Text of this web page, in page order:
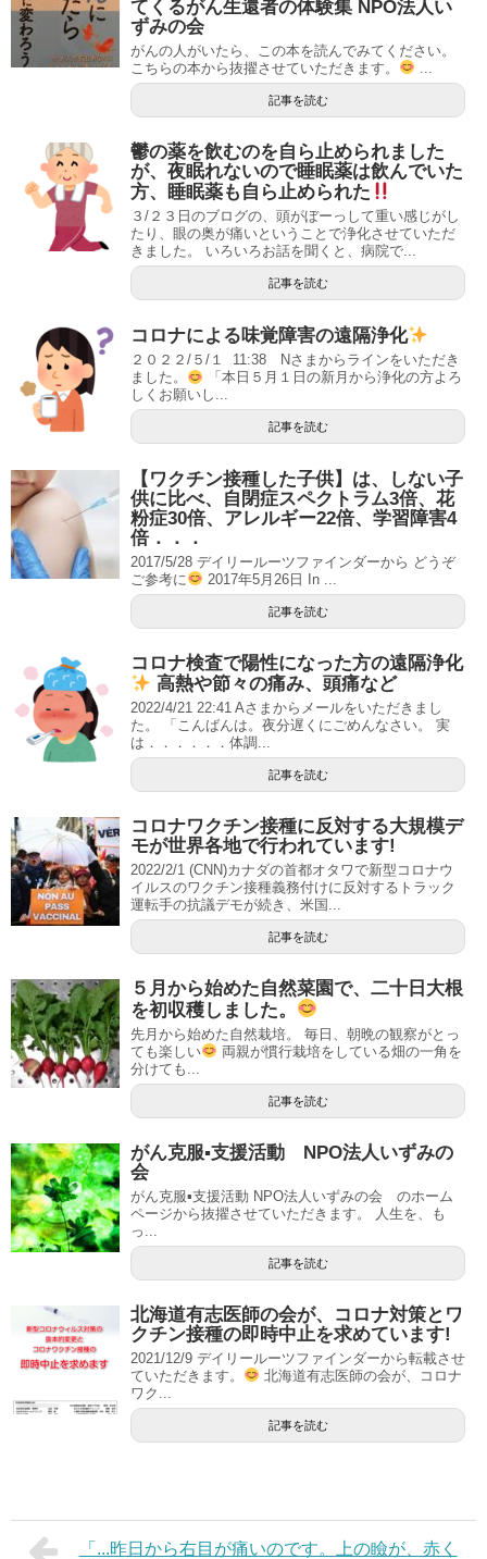
てくるがん生還者の体験集 NPO法人い
ずみの会
がんの人がいたら、この本を読んでみてください。
こちらの本から抜擢させていただきます。
記事を読む
鬱の薬を飲むのを自ら止められました
が、夜眠れないので睡眠薬は飲んでいた
方、睡眠薬も自ら止められた
３/２３日のブログの、頭がぼーっして重い感じがし
たり、眼の奥が痛いということで浄化させていただ
きました。 いろいろお話を聞くと、病院で...
記事を読む
コロナによる味覚障害の遠隔浄化
２０２２/５/１ 11:38 Nさまからラインをいただき
ました。
「本日５月１日の新月から浄化の方よろ
しくお願いし...
記事を読む
【ワクチン接種した子供】は、しない子
供に比べ、自閉症スペクトラム3倍、花
粉症30倍、アレルギー22倍、学習障害4
倍．．．
2017/5/28 デイリールーツファインダーから どうぞ
ご参考に
2017年5月26日 In ...
記事を読む
コロナ検査で陽性になった方の遠隔浄化
高熱や節々の痛み、頭痛など
2022/4/21 22:41 Aさまからメールをいただきまし
た。 「こんばんは。夜分遅くにごめんなさい。 実
は．．．．．．体調...
記事を読む
コロナワクチン接種に反対する大規模デ
モが世界各地で行われています!
2022/2/1 (CNN)カナダの首都オタワで新型コロナウ
イルスのワクチン接種義務付けに反対するトラック
運転手の抗議デモが続き、米国...
記事を読む
５月から始めた自然菜園で、二十日大根
を初収穫しました。
先月から始めた自然栽培。 毎日、朝晩の観察がとっ
ても楽しい
両親が慣行栽培をしている畑の一角を
分けても...
記事を読む
がん克服▪支援活動 NPO法人いずみの
会
がん克服▪支援活動 NPO法人いずみの会 のホーム
ページから抜擢させていただきます。 人生を、も
っ...
記事を読む
北海道有志医師の会が、コロナ対策とワ
クチン接種の即時中止を求めています!
2021/12/9 デイリールーツファインダーから転載させ
ていただきます。
北海道有志医師の会が、コロナ
ワク...
記事を読む
「...昨日から右目が痛いのです。上の瞼が、赤く